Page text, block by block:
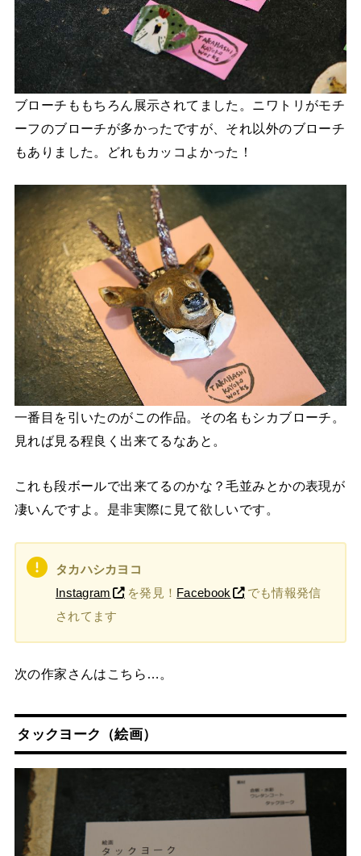
ブローチももちろん展示されてました。ニワトリがモチ
ーフのブローチが多かったですが、それ以外のブローチ
もありました。どれもカッコよかった！
一番目を引いたのがこの作品。その名もシカブローチ。
見れば見る程良く出来てるなあと。
これも段ボールで出来てるのかな？毛並みとかの表現が
凄いんですよ。是非実際に見て欲しいです。
タカハシカヨコ
Instagram
を発見！ Facebook
でも情報発信
されてます
次の作家さんはこちら…。
タックヨーク （絵画）